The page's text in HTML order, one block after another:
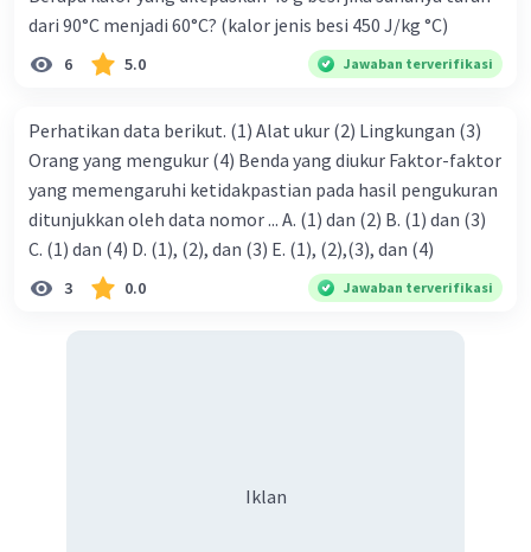
Iklan
dari 90°C menjadi 60°C? (kalor jenis besi 450 J/kg °C)
6 5.0 Jawaban terverifikasi
Perhatikan data berikut. (1) Alat ukur (2) Lingkungan (3)
Orang yang mengukur (4) Benda yang diukur Faktor-faktor
yang memengaruhi ketidakpastian pada hasil pengukuran
ditunjukkan oleh data nomor ... A. (1) dan (2) B. (1) dan (3)
C. (1) dan (4) D. (1), (2), dan (3) E. (1), (2),(3), dan (4)
3 0.0 Jawaban terverifikasi
Iklan